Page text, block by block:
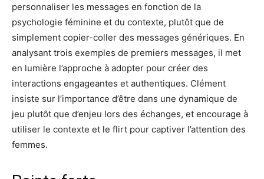
personnaliser les messages en fonction de la
psychologie féminine et du contexte, plutôt que de
simplement copier-coller des messages génériques. En
analysant trois exemples de premiers messages, il met
en lumière l’approche à adopter pour créer des
interactions engageantes et authentiques. Clément
insiste sur l’importance d’être dans une dynamique de
jeu plutôt que d’enjeu lors des échanges, et encourage à
utiliser le contexte et le flirt pour captiver l’attention des
femmes.